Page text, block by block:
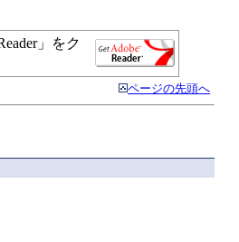
」をク
ページの先頭へ